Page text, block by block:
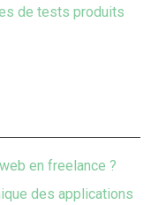
de tests produits
en freelance ?
des applications